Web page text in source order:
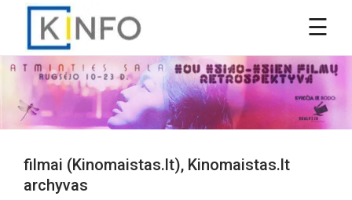
filmai (Kinomaistas.lt), Kinomaistas.lt
archyvas